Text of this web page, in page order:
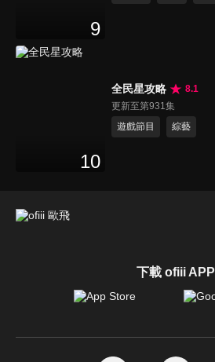
9
10
全民星攻略
8.1
更新至第931集
遊戲節目
綜藝
下載 ofiii APP